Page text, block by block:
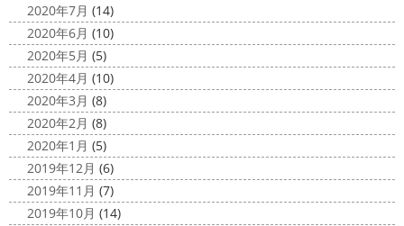
2020年7月 (14)
2020年6月 (10)
2020年5月 (5)
2020年4月 (10)
2020年3月 (8)
2020年2月 (8)
2020年1月 (5)
2019年12月 (6)
2019年11月 (7)
2019年10月 (14)